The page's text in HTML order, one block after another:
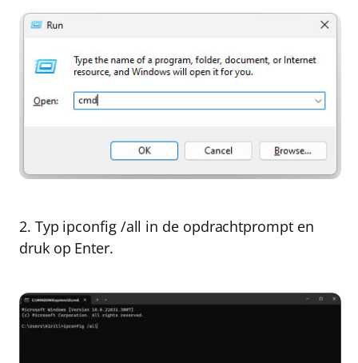
2. Typ ipconfig /all in de opdrachtprompt en
druk op Enter.